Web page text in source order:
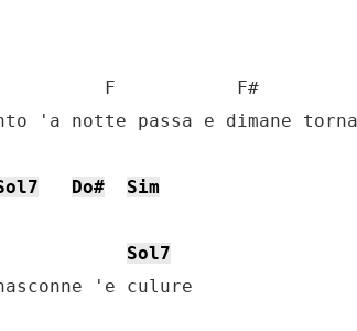
F           F#
'a notte passa e dimane
Do# Sim
Sol7